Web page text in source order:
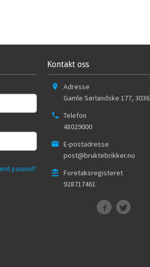
passord?
Kontakt oss
Adresse
Gamle Sørlandske 177, 3036
Telefon
48029000
E-postadresse
post@bruktebrikker.no
Foretaksregisteret
928717461